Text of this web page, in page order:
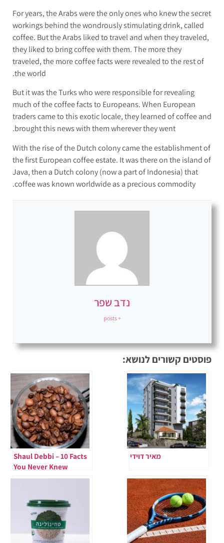
For years, the Arabs were the only ones who knew the secret
workings behind the wondrously stimulating drink, called
coffee. But the Arabs liked to travel and when they traveled,
they liked to bring coffee with them. The more they
traveled, the more coffee facts were revealed to the rest of
the world.
But it was the Turks who were responsible for revealing
much of the coffee facts to Europeans. When European
traders came to this exotic locale, they learned of coffee and
brought this news with them wherever they went.
With the rise of the Dutch colony came the establishment of
the first European coffee estate. It was there on the island of
Java, then a Dutch colony (now a part of Indonesia) that
coffee was known worldwide as a precious commodity.
נדב שפר
+ posts
פוסטים קשורים לנושא:
מאיר דוידי
Shaul Debbi – 10 Facts
You Never Knew
About Coffee